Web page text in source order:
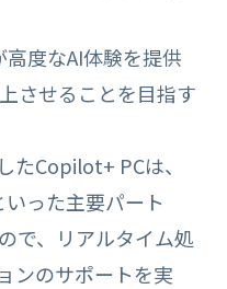
度なAI体験を提供
させることを目指す
たCopilot+ PCは、
った主要パート
で、リアルタイム処
ンのサポートを実